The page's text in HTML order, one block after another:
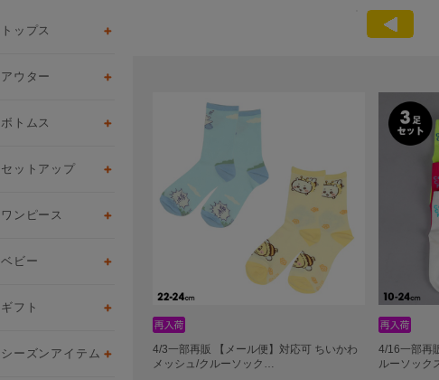
4/3一部再販 【メール便】対応可 ちいかわ
メッシュ/クルーソック…
4/16一部再
ルーソック
トップス
アウター
ボトムス
セットアップ
ワンピース
ベビー
ギフト
シーズンアイテム